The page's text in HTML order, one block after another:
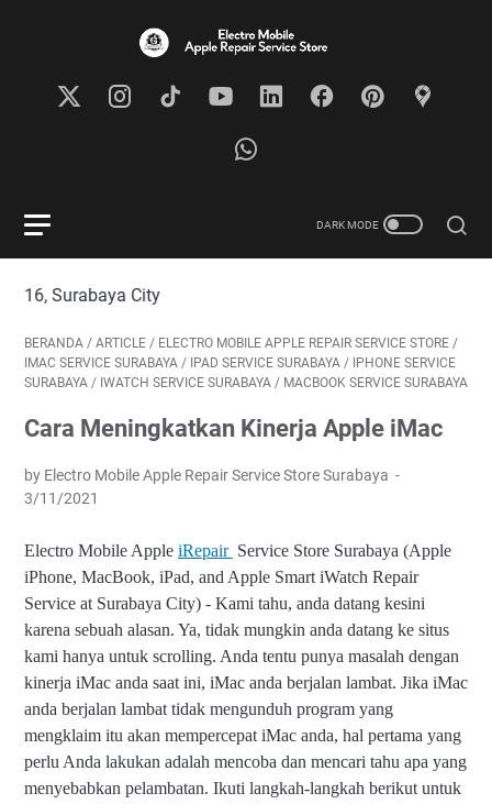
BERANDA / ARTICLE / ELECTRO MOBILE APPLE REPAIR SERVICE STORE /
IMAC SERVICE SURABAYA / IPAD SERVICE SURABAYA / IPHONE SERVICE
SURABAYA / IWATCH SERVICE SURABAYA / MACBOOK SERVICE SURABAYA
Cara Meningkatkan Kinerja Apple iMac
by Electro Mobile Apple Repair Service Store Surabaya
3/11/2021
Electro Mobile Apple iRepair Service Store Surabaya (Apple
iPhone, MacBook, iPad, and Apple Smart iWatch Repair
Service at Surabaya City) - Kami tahu, anda datang kesini
karena sebuah alasan. Ya, tidak mungkin anda datang ke situs
kami hanya untuk scrolling. Anda tentu punya masalah dengan
kinerja iMac anda saat ini, iMac anda berjalan lambat. Jika iMac
anda berjalan lambat tidak mengunduh program yang
mengklaim itu akan mempercepat iMac anda, hal pertama yang
perlu Anda lakukan adalah mencoba dan mencari tahu apa yang
menyebabkan pelambatan. Ikuti langkah-langkah berikut untuk